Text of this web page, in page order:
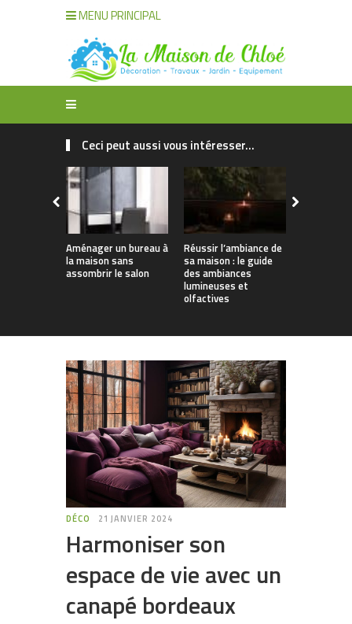
MENU PRINCIPAL
Ceci peut aussi vous intéresser...
Aménager un bureau à
la maison sans
assombrir le salon
Réussir l’ambiance de
sa maison : le guide
des ambiances
lumineuses et
olfactives
DÉCO 21 JANVIER 2024
Harmoniser son
espace de vie avec un
canapé bordeaux